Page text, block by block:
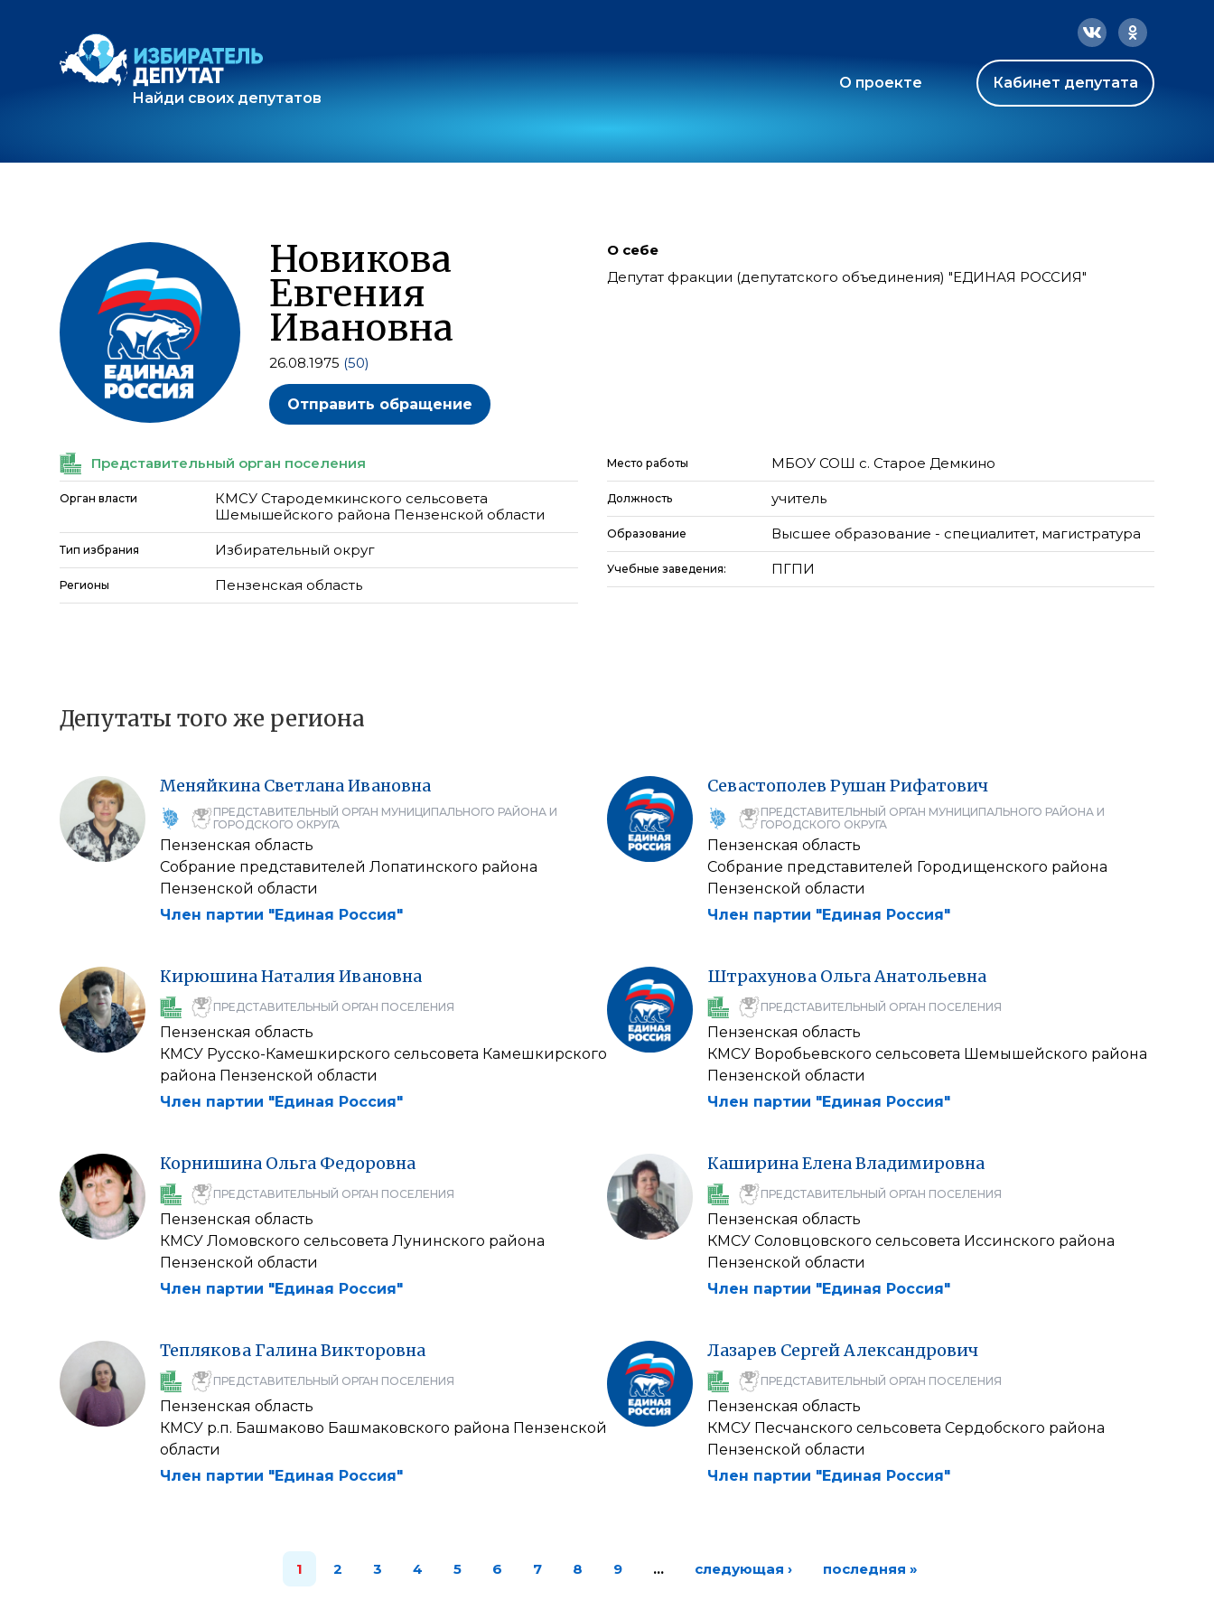
Найди своих депутатов
О проекте Кабинет депутата
Новикова
Евгения
Ивановна
26.08.1975 (50)
Отправить обращение
О себе
Депутат фракции (депутатского объединения) "ЕДИНАЯ РОССИЯ"
Представительный орган поселения
Орган власти
КМСУ Стародемкинского сельсовета
Шемышейского района Пензенской области
Тип избрания Избирательный округ
Регионы Пензенская область
Место работы МБОУ СОШ с. Старое Демкино
Должность учитель
Образование Высшее образование - специалитет, магистратура
Учебные заведения: ПГПИ
Депутаты того же региона
Меняйкина СветланаИвановна
ПРЕДСТАВИТЕЛЬНЫЙ ОРГАН МУНИЦИПАЛЬНОГО РАЙОНА И
ГОРОДСКОГО ОКРУГА
Пензенская область
Собрание представителей Лопатинского района
Пензенской области
Член партии "Единая Россия"
Севастополев РушанРифатович
ПРЕДСТАВИТЕЛЬНЫЙ ОРГАН МУНИЦИПАЛЬНОГО РАЙОНА И
ГОРОДСКОГО ОКРУГА
Пензенская область
Собрание представителей Городищенского района
Пензенской области
Член партии "Единая Россия"
КирюшинаНаталияИвановна
ПРЕДСТАВИТЕЛЬНЫЙ ОРГАН ПОСЕЛЕНИЯ
Пензенская область
КМСУ Русско-Камешкирского сельсовета Камешкирского
района Пензенской области
Член партии "Единая Россия"
Штрахунова ОльгаАнатольевна
ПРЕДСТАВИТЕЛЬНЫЙ ОРГАН ПОСЕЛЕНИЯ
Пензенская область
КМСУ Воробьевского сельсовета Шемышейского района
Пензенской области
Член партии "Единая Россия"
Корнишина Ольга Федоровна
ПРЕДСТАВИТЕЛЬНЫЙ ОРГАН ПОСЕЛЕНИЯ
Пензенская область
КМСУ Ломовского сельсовета Лунинского района
Пензенской области
Член партии "Единая Россия"
КаширинаЕленаВладимировна
ПРЕДСТАВИТЕЛЬНЫЙ ОРГАН ПОСЕЛЕНИЯ
Пензенская область
КМСУ Соловцовского сельсовета Иссинского района
Пензенской области
Член партии "Единая Россия"
Теплякова ГалинаВикторовна
ПРЕДСТАВИТЕЛЬНЫЙ ОРГАН ПОСЕЛЕНИЯ
Пензенская область
КМСУ р.п. Башмаково Башмаковского района Пензенской
области
Член партии "Единая Россия"
Лазарев СергейАлександрович
ПРЕДСТАВИТЕЛЬНЫЙ ОРГАН ПОСЕЛЕНИЯ
Пензенская область
КМСУ Песчанского сельсовета Сердобского района
Пензенской области
Член партии "Единая Россия"
1 2 3 4 5 6 7 8 9 … следующая › последняя »